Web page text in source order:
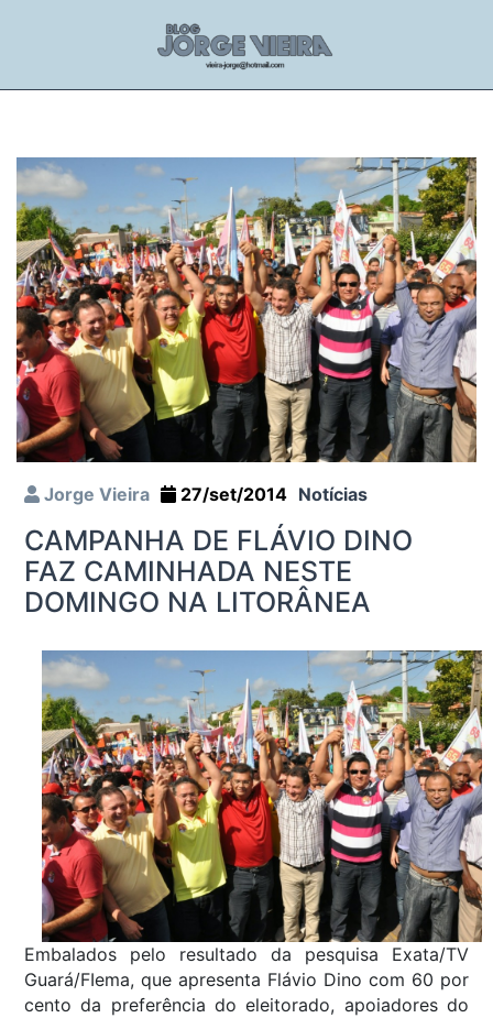
Jorge Vieira 27/set/2014 Notícias
CAMPANHA DE FLÁVIO DINO
FAZ CAMINHADA NESTE
DOMINGO NA LITORÂNEA
Embalados pelo resultado da pesquisa Exata/TV
Guará/FIema, que apresenta Flávio Dino com 60 por
cento da preferência do eleitorado, apoiadores do